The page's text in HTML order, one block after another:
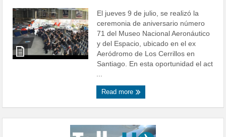
El jueves 9 de julio, se realizó la
ceremonia de aniversario número
71 del Museo Nacional Aeronáutico
y del Espacio, ubicado en el ex
Aeródromo de Los Cerrillos en
Santiago. En esta oportunidad el act
...
Read more